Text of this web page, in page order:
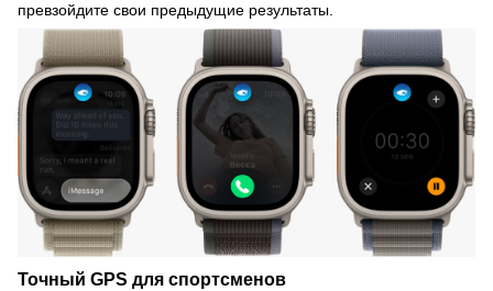
превзойдите свои предыдущие результаты.
Точный GPS для спортсменов